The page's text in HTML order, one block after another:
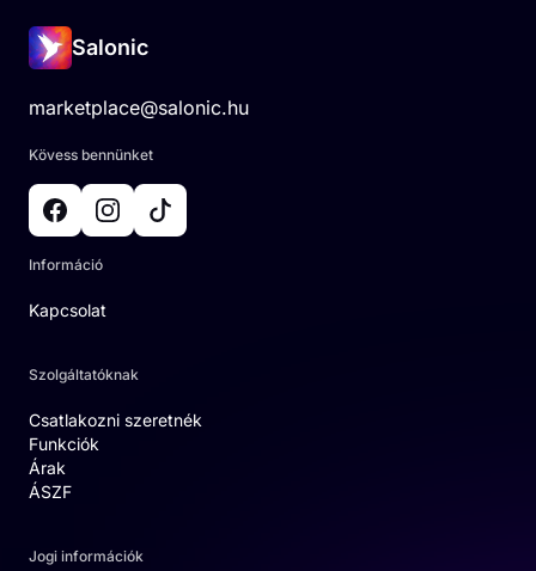
Salonic
marketplace@salonic.hu
Kövess bennünket
Információ
Kapcsolat
Szolgáltatóknak
Csatlakozni szeretnék
Funkciók
Árak
ÁSZF
Jogi információk